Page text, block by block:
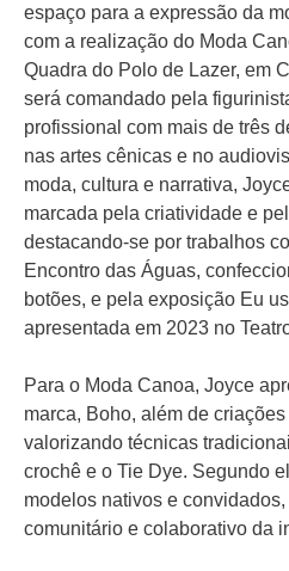
espaço para a expressão da
com a realização do Moda
Quadra do Polo de Lazer, em
será comandado pela
profissional com mais de três
nas artes cênicas e no
moda, cultura e narrativa,
marcada pela criatividade e
destacando-se por trabalhos
Encontro das Águas,
botões, e pela exposição Eu
apresentada em 2023 no
Para o Moda Canoa, Joyce
marca, Boho, além de
valorizando técnicas
crochê e o Tie Dye. Segundo
modelos nativos e
comunitário e colaborativo da